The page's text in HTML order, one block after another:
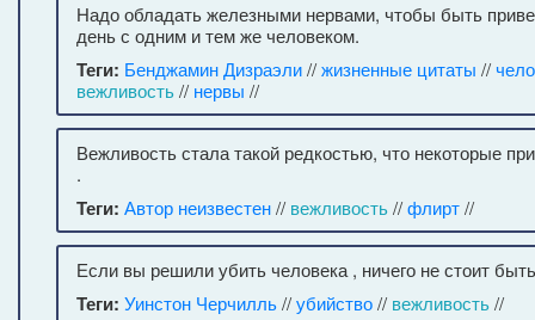
Надо обладать железными нервами, чтобы быть
день с одним и тем же человеком.
Теги: Бенджамин Дизраэли//жизненные цитаты //
вежливость// нервы //
Вежливость стала такой редкостью, что некоторые
.
Теги: Автор неизвестен// вежливость//флирт//
Если вы решили убить человека , ничего не стоит
Теги: Уинстон Черчилль//убийство// вежливость//